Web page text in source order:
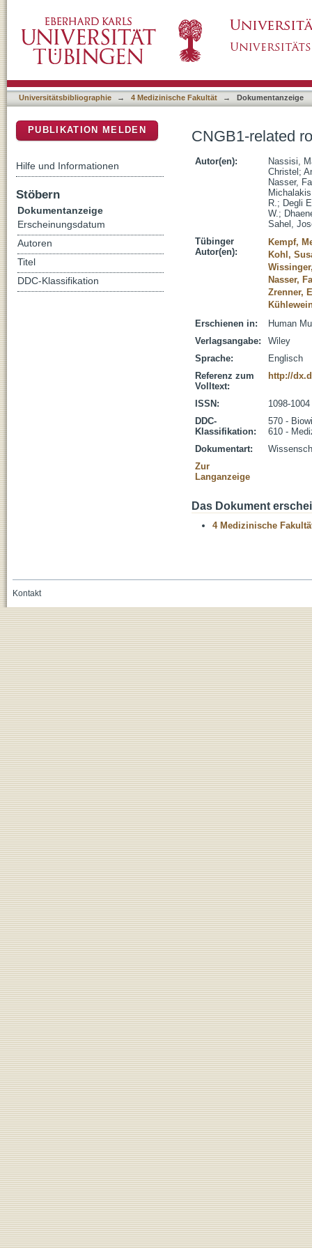
Universitätsbibliographie → 4 Medizinische Fakultät → Dokumentanzeige
CNGB1-related
Autor(en):
Nassisi,
Christel ;
Nasser,
R.; Degli
W.;
Sahel,
Tübinger
Autor(en):
Kempf,
Kohl,
Nasser,
Zrenner,
Erschienen in:
Human
Verlagsangabe:
Wiley
Sprache:
Englisch
Referenz zum
Volltext:
http://
ISSN:
1098-1004
DDC-
Klassifikation:
570 -
610 -
Dokumentart:
Zur
Langanzeige
Das Dokument
4 Medizinische
PUBLIKATION MELDEN
Hilfe und Informationen
Stöbern
Dokumentanzeige
Erscheinungsdatum
Autoren
Titel
DDC-Klassifikation
Kontakt